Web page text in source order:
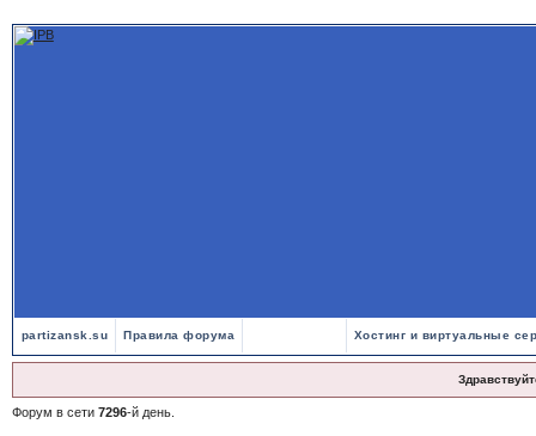
partizansk.su Правила форума Хостинг и виртуальные
Форум в сети 7296-й день.